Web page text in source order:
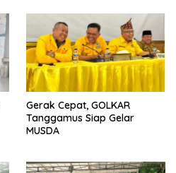
Gerak Cepat, GOLKAR
Tanggamus Siap Gelar
MUSDA